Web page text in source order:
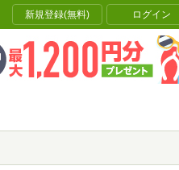
新規登録(無料) ログイン